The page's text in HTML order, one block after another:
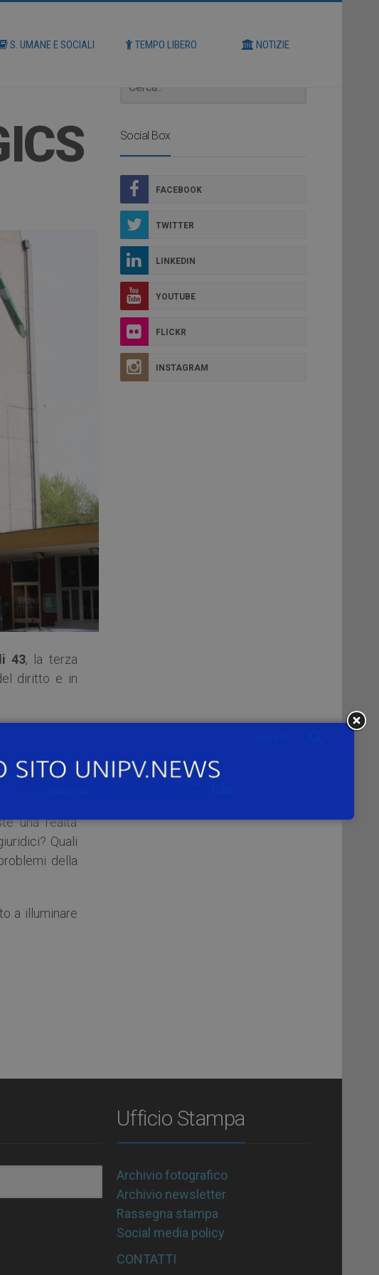
S. UMANE E SOCIALI TEMPO LIBERO NOTIZIE
43, la terza
diritto e in
dal
giuridiche
Beccaria”
una realtà
Quali
della
a illuminare
Social Box
FACEBOOK
TWITTER
LINKEDIN
YOUTUBE
FLICKR
INSTAGRAM
Ufficio Stampa
Archivio fotografico
Archivio newsletter
Rassegna stampa
Social media policy
CONTATTI